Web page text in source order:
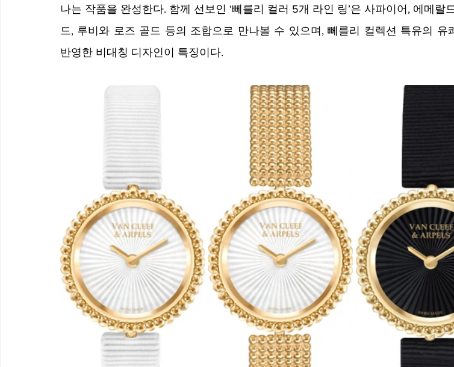
나는 작품을 완성한다. 함께 선보인 ‘뻬를리 컬러 5개 라인 링’은 사파이어, 에메랄
드, 루비와 로즈 골드 등의 조합으로 만나볼 수 있으며, 뻬를리 컬렉션 특유의 유
반영한 비대칭 디자인이 특징이다.